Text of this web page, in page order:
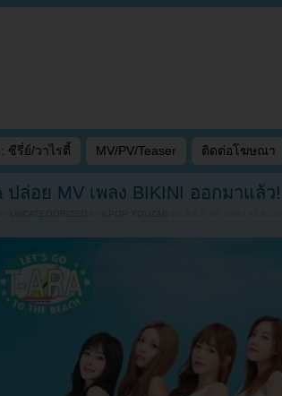
ซีรี่ย์/วาไรตี้ MV/PV/Teaser ติดต่อโฆษณา
ปล่อย MV เพลง BIKINI ออกมาแล้ว
UNCATEGORIZED KPOP YOUZAB